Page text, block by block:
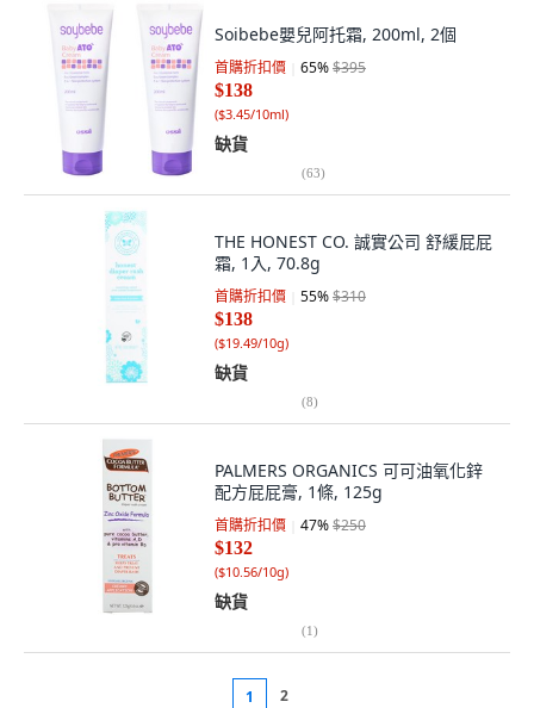
Soibebe嬰兒阿托霜, 200ml, 2個
首購折扣價 65%$395
$138
($3.45/10ml)
缺貨
(63)
THE HONEST CO. 誠實公司 舒緩屁屁
霜, 1入, 70.8g
首購折扣價 55%$310
$138
($19.49/10g)
缺貨
(8)
PALMERS ORGANICS 可可油氧化鋅
配方屁屁膏, 1條, 125g
首購折扣價 47%$250
$132
($10.56/10g)
缺貨
(1)
1 2